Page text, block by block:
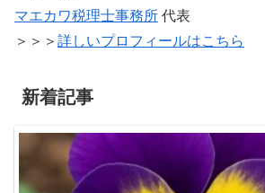
マエカワ税理士事務所 代表
＞＞＞ 詳しいプロフィールはこちら
新着記事